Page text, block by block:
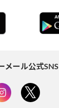
メール公式SNS